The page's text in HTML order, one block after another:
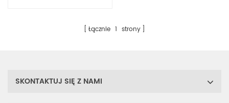
aerodynamiczne. Trwałe i
także jazdy przełajowej.
Łącznie 1 strony
SKONTAKTUJ SIĘ Z NAMI